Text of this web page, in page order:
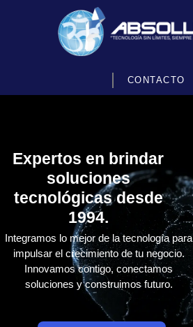
CONTACTO
Expertos en brindar
soluciones
tecnológicas desde
1994.
Integramos lo mejor de la tecnología para
impulsar el crecimiento de tu negocio.
Innovamos contigo, conectamos
soluciones y construimos futuro.